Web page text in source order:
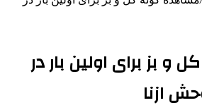
بز برای اولین بار در
ازنا